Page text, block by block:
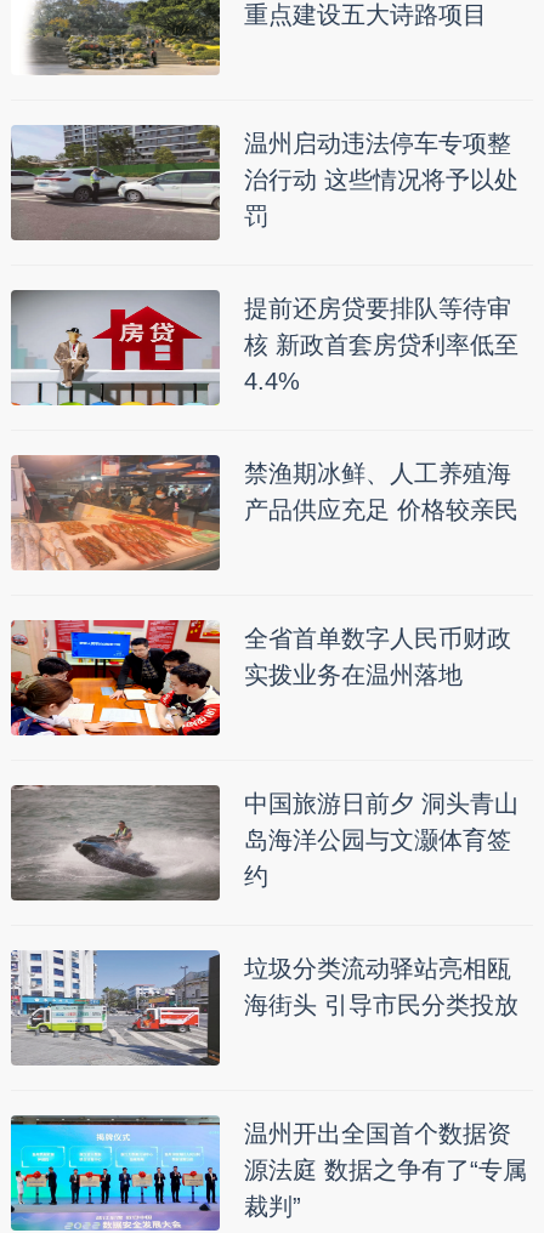
重点建设五大诗路项目
温州启动违法停车专项整
治行动 这些情况将予以处
罚
提前还房贷要排队等待审
核 新政首套房贷利率低至
4.4%
禁渔期冰鲜、人工养殖海
产品供应充足 价格较亲民
全省首单数字人民币财政
实拨业务在温州落地
中国旅游日前夕 洞头青山
岛海洋公园与文灏体育签
约
垃圾分类流动驿站亮相瓯
海街头 引导市民分类投放
温州开出全国首个数据资
源法庭 数据之争有了“专属
裁判”